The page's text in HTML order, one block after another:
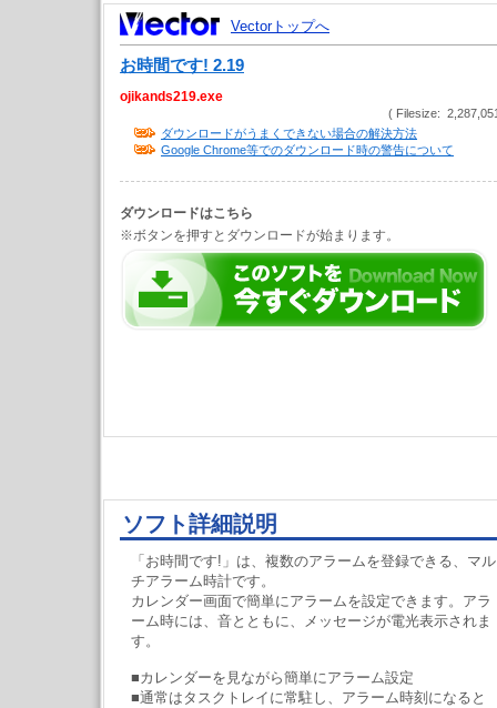
Vectorトップへ
お時間です! 2.19
ojikands219.exe
( Filesize:
ダウンロードがうまくできない場合の解決方法
Google Chrome等でのダウンロード時の警告について
ダウンロードはこちら
※ボタンを押すとダウンロードが始まります。
ソフト詳細説明
「お時間です!」は、複数のアラームを登録できる、マル
チアラーム時計です。
カレンダー画面で簡単にアラームを設定できます。アラ
ーム時には、音とともに、メッセージが電光表示されま
す。
■カレンダーを見ながら簡単にアラーム設定
■通常はタスクトレイに常駐し、アラーム時刻になると